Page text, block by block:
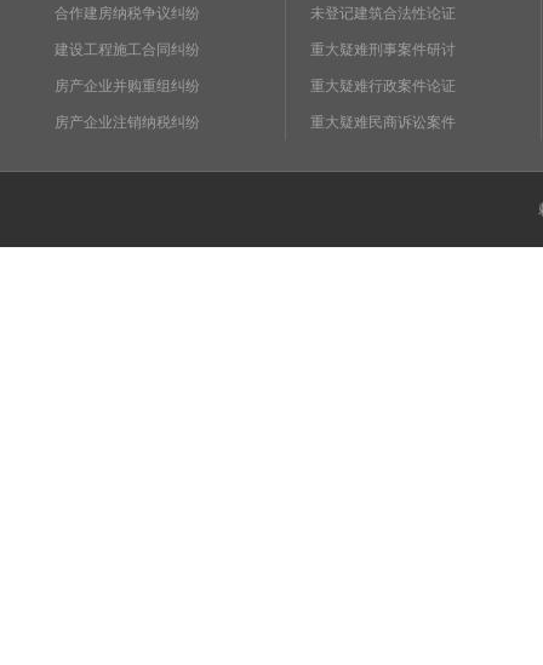
合作建房纳税争议纠纷
建设工程施工合同纠纷
房产企业并购重组纠纷
房产企业注销纳税纠纷
未登记建筑合法性论证
重大疑难刑事案件研讨
重大疑难行政案件论证
重大疑难民商诉讼案件